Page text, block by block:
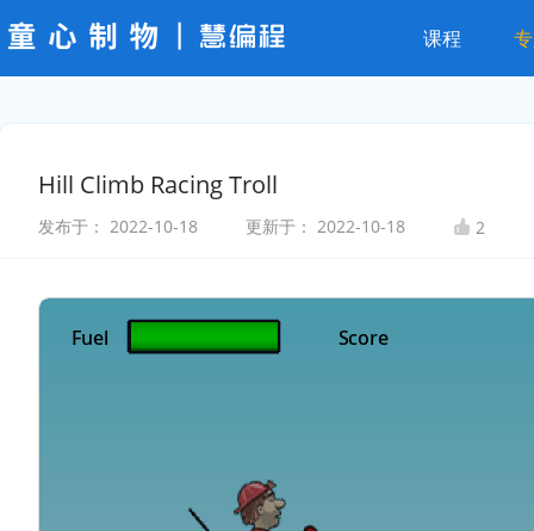
课程
Hill Climb Racing Troll
发布于： 2022-10-18 更新于： 2022-10-18 2